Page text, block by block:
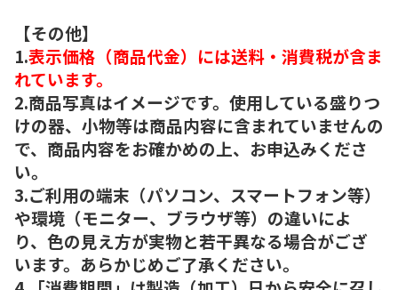
【その他】
1.表示価格（商品代金）には送料・消費税が含ま
れています。
2.商品写真はイメージです。使用している盛りつ
けの器、小物等は商品内容に含まれていませんの
で、商品内容をお確かめの上、お申込みくださ
い。
3.ご利用の端末（パソコン、スマートフォン等）
や環境（モニター、ブラウザ等）の違いによ
り、色の見え方が実物と若干異なる場合がござ
います。あらかじめご了承ください。